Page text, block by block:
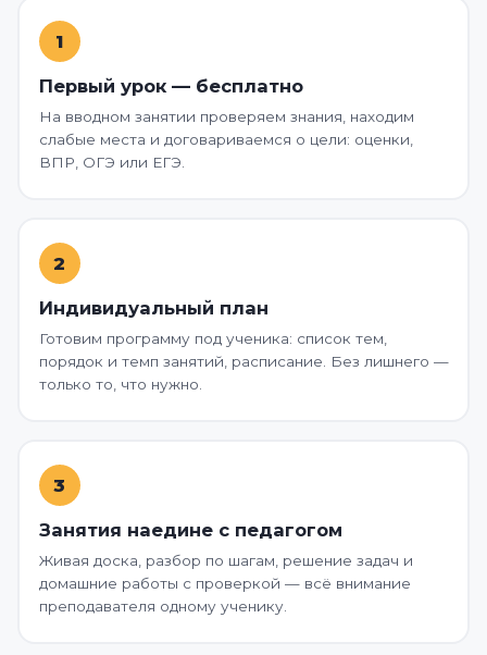
1
Первый урок — бесплатно
На вводном занятии проверяем знания, находим
слабые места и договариваемся о цели: оценки,
ВПР, ОГЭ или ЕГЭ.
2
Индивидуальный план
Готовим программу под ученика: список тем,
порядок и темп занятий, расписание. Без лишнего —
только то, что нужно.
3
Занятия наедине с педагогом
Живая доска, разбор по шагам, решение задач и
домашние работы с проверкой — всё внимание
преподавателя одному ученику.